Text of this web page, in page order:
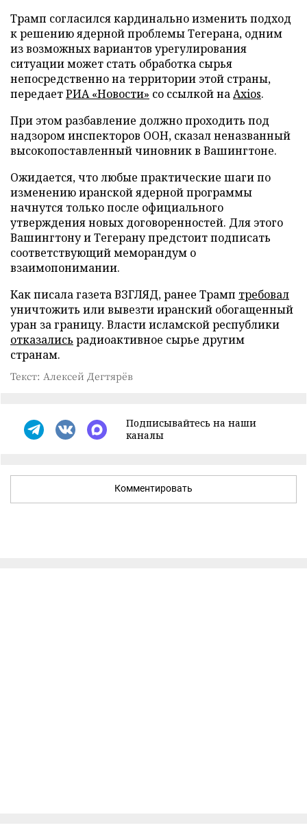
Трамп согласился кардинально изменить подход
к решению ядерной проблемы Тегерана, одним
из возможных вариантов урегулирования
ситуации может стать обработка сырья
непосредственно на территории этой страны,
передаетРИА «Новости» со ссылкой наAxios.
При этом разбавление должно проходить под
надзором инспекторов ООН, сказал неназванный
высокопоставленный чиновник в Вашингтоне.
Ожидается, что любые практические шаги по
изменению иранской ядерной программы
начнутся только после официального
утверждения новых договоренностей. Для этого
Вашингтону и Тегерану предстоит подписать
соответствующий меморандум о
взаимопонимании.
Как писала газета ВЗГЛЯД, ранее Трамп требовал
уничтожить или вывезти иранский обогащенный
уран за границу. Власти исламской республики
отказались радиоактивное сырье другим
странам.
Текст: Алексей Дегтярёв
Подписывайтесь на наши
каналы
Комментировать